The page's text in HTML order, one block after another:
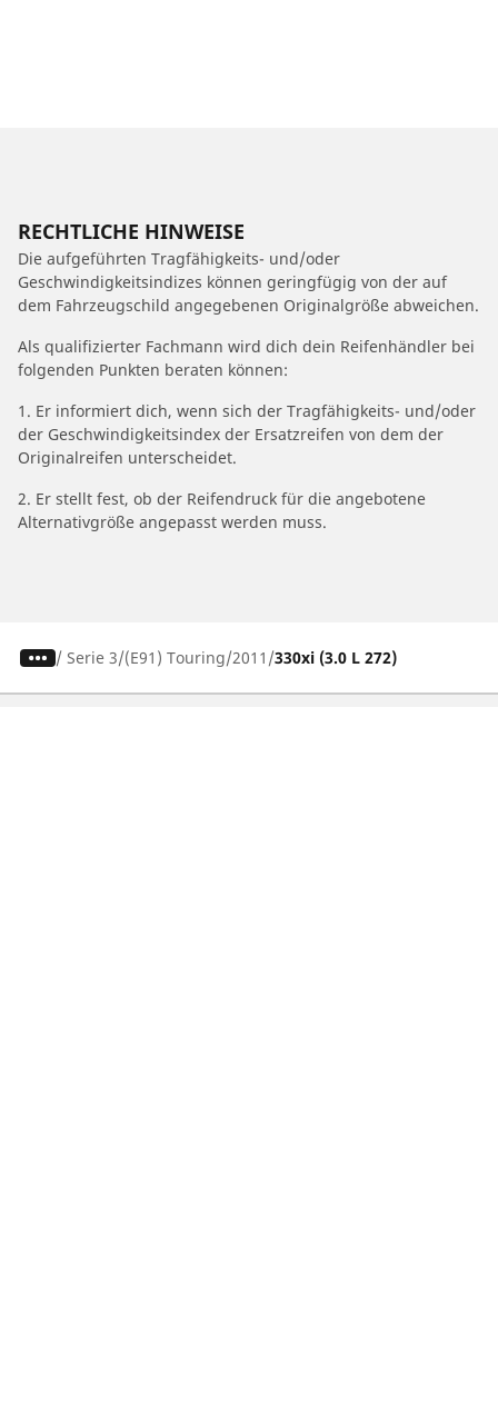
RECHTLICHE HINWEISE
Die aufgeführten Tragfähigkeits- und/oder
Geschwindigkeitsindizes können geringfügig von der auf
dem Fahrzeugschild angegebenen Originalgröße abweichen.
Als qualifizierter Fachmann wird dich dein Reifenhändler bei
folgenden Punkten beraten können:
1. Er informiert dich, wenn sich der Tragfähigkeits- und/oder
der Geschwindigkeitsindex der Ersatzreifen von dem der
Originalreifen unterscheidet.
2. Er stellt fest, ob der Reifendruck für die angebotene
Alternativgröße angepasst werden muss.
/ Serie 3 (E91) Touring 2011 330xi (3.0 L 272)